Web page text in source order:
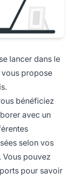
lancer dans le
vous propose
bénéficiez
avec un
selon vos
pouvez
pour savoir